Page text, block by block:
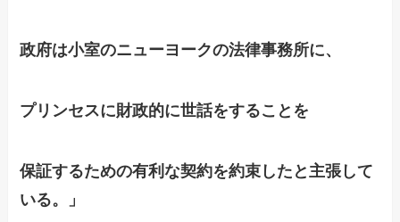
政府は小室のニューヨークの法律事務所に、
プリンセスに財政的に世話をすることを
保証するための有利な契約を約束したと主張して
いる。」